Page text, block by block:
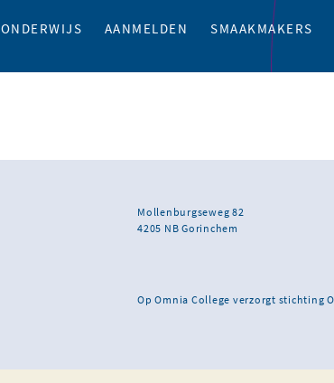
ONDERWIJS AANMELDEN SMAAKMAKERS
Mollenburgseweg 82
4205 NB Gorinchem
Op Omnia College verzorgt stichting